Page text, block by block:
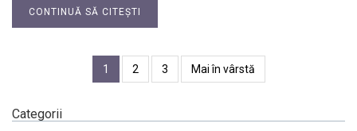
CONTINUĂ SĂ CITEȘTI
1 2 3 Mai în vârstă
Categorii